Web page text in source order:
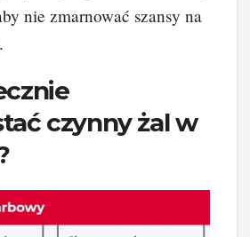
nie zmarnować szansy na
czynny żal w